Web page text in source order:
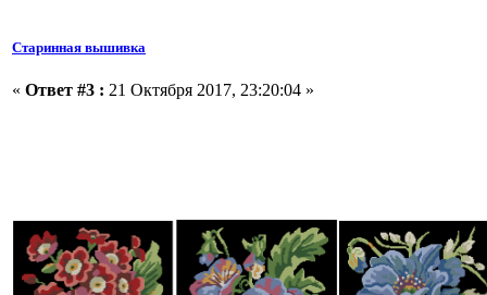
Старинная вышивка
« Ответ #3 : 21 Октября 2017, 23:20:04 »